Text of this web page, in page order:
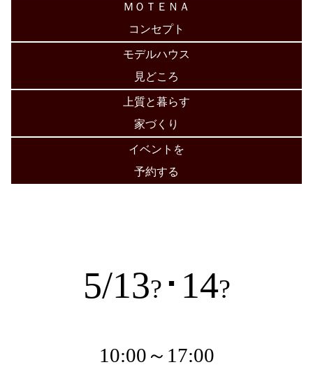
ＭＯＴＥＮＡ
コンセプト
モデルハウス
見どころ
上質と暮らす
家づくり
イベントを
予約する
5/13? ･14?
10:00～17:00